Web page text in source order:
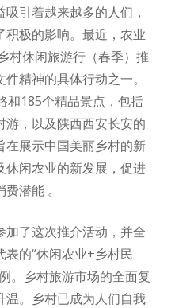
引着越来越多的人们，
极的影响。最近，农业
村休闲旅游行（春季）推
精神的具体行动之一。
和185个精品景点，包括
，以及陕西西安长安的
在展示中国美丽乡村的新
休闲农业的新发展，促进
潜能 。
了这次推介活动，并全
的“休闲农业+乡村民
。乡村旅游市场的全面复
温。乡村已成为人们自我